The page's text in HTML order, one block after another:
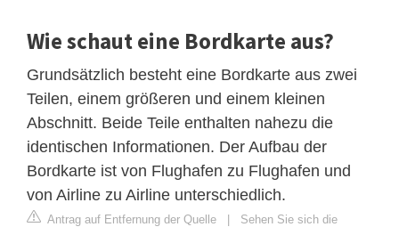
Wie schaut eine Bordkarte aus?
Grundsätzlich besteht eine Bordkarte aus zwei
Teilen, einem größeren und einem kleinen
Abschnitt. Beide Teile enthalten nahezu die
identischen Informationen. Der Aufbau der
Bordkarte ist von Flughafen zu Flughafen und
von Airline zu Airline unterschiedlich.
Antrag auf Entfernung der Quelle | Sehen Sie sich die